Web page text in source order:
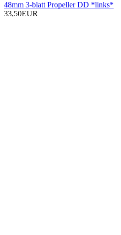
48mm 3-blatt Propeller DD *links*
33,50EUR